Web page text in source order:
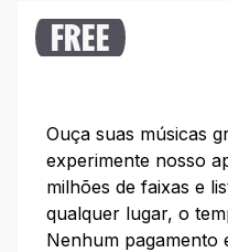
Ouça as melhores
FREE
Ouça suas músicas
experimente nosso
milhões de faixas e
qualquer lugar, o
Nenhum pagamento